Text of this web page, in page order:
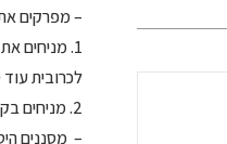
– מפרקים את
1. מניחים
לכרובית עוד 40 דקות בתנור אז זה בסדר אם היא מעט נגיסה).
2. מניחים בקערה את פרחי הכרובית, מוסיפים 1/2 כוס מים ומחממים במיקרו, עם מכסה, במשך 5 דקות או עד שהכרובית רכה.
– מסננים